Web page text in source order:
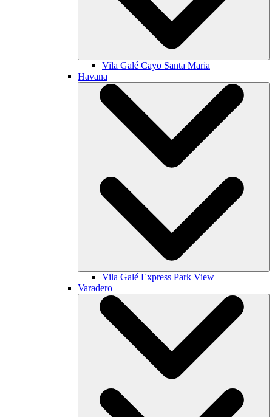
Vila Galé Cayo Santa Maria
Havana
Vila Galé Express Park View
Varadero